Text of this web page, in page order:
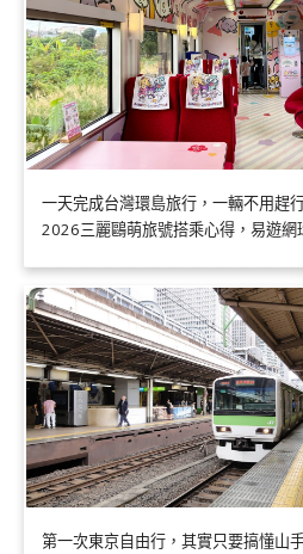
一天完成台灣環島旅行，一輛不用趕
2026三麗鷗萌旅號搭乘心得，易遊
第一次東京自由行，其實只要搞懂山